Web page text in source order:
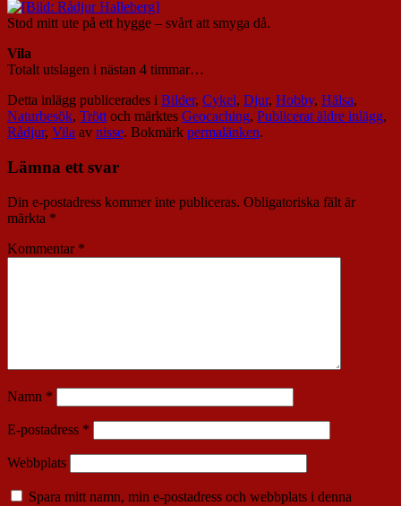
Stod mitt ute på ett hygge – svårt att smyga då.
Vila
Totalt utslagen i nästan 4 timmar…
Detta inlägg publicerades i Bilder, Cykel, Djur, Hobby, Hälsa,
Naturbesök, Tröttoch märktes Geocaching, Publicerat äldre inlägg,
Rådjur, Vila av nisse. Bokmärk permalänken.
Lämna ett svar
Din e-postadress kommer inte publiceras. Obligatoriska fält är
märkta *
Kommentar *
Namn *
E-postadress *
Webbplats
Spara mitt namn, min e-postadress och webbplats i denna